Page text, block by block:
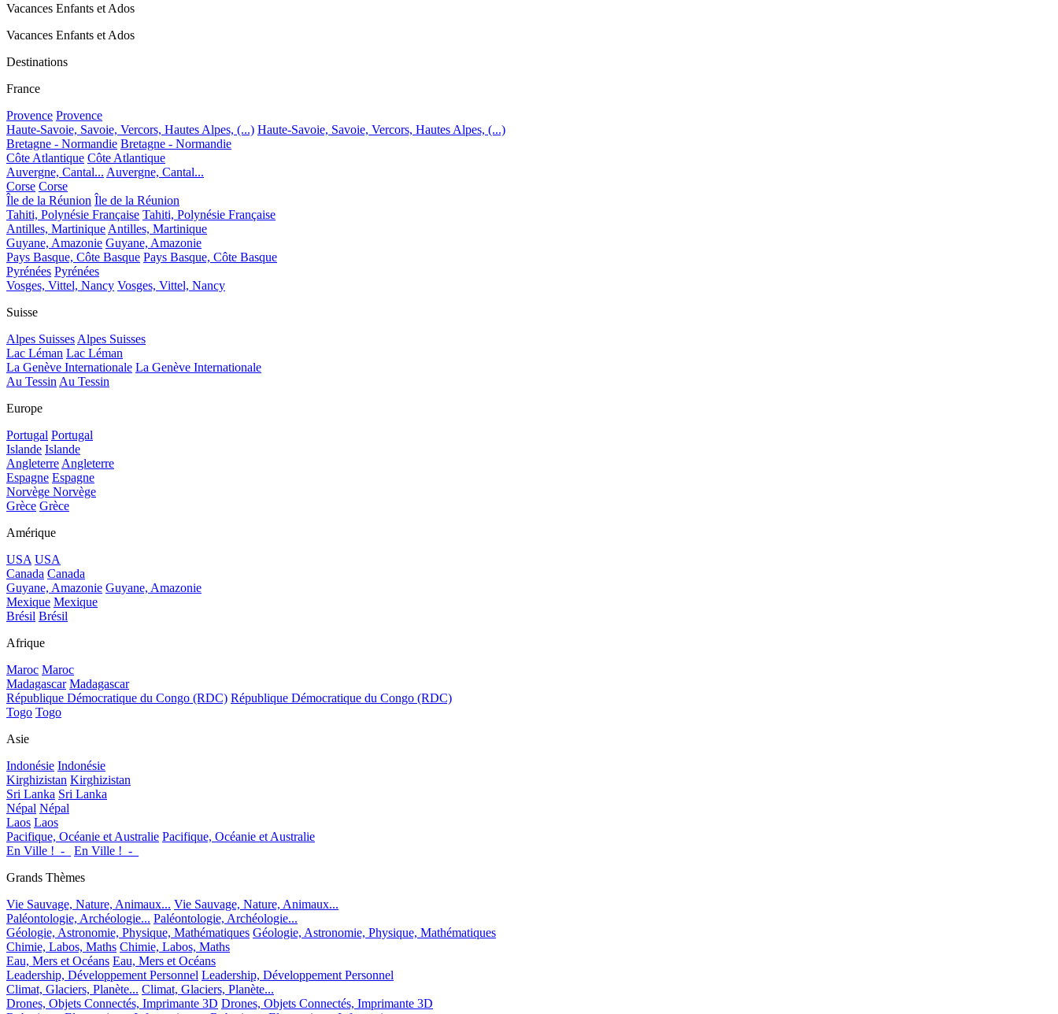
Vacances Enfants et Ados
Vacances Enfants et Ados
Destinations
France
Provence Provence
Haute-Savoie, Savoie, Vercors, Hautes Alpes, (...) Haute-Savoie, Savoie, Vercors, Hautes Alpes, (...)
Bretagne - Normandie Bretagne - Normandie
Côte Atlantique Côte Atlantique
Auvergne, Cantal... Auvergne, Cantal...
Corse Corse
Île de la Réunion Île de la Réunion
Tahiti, Polynésie Française Tahiti, Polynésie Française
Antilles, Martinique Antilles, Martinique
Guyane, Amazonie Guyane, Amazonie
Pays Basque, Côte Basque Pays Basque, Côte Basque
Pyrénées Pyrénées
Vosges, Vittel, Nancy Vosges, Vittel, Nancy
Suisse
Alpes Suisses Alpes Suisses
Lac Léman Lac Léman
La Genève Internationale La Genève Internationale
Au Tessin Au Tessin
Europe
Portugal Portugal
Islande Islande
Angleterre Angleterre
Espagne Espagne
Norvège Norvège
Grèce Grèce
Amérique
USA USA
Canada Canada
Guyane, Amazonie Guyane, Amazonie
Mexique Mexique
Brésil Brésil
Afrique
Maroc Maroc
Madagascar Madagascar
République Démocratique du Congo (RDC) République Démocratique du Congo (RDC)
Togo Togo
Asie
Indonésie Indonésie
Kirghizistan Kirghizistan
Sri Lanka Sri Lanka
Népal Népal
Laos Laos
Pacifique, Océanie et Australie Pacifique, Océanie et Australie
En Ville !_-_
En Ville !_-_
Grands Thèmes
Vie Sauvage, Nature, Animaux... Vie Sauvage, Nature, Animaux...
Paléontologie, Archéologie... Paléontologie, Archéologie...
Géologie, Astronomie, Physique, Mathématiques Géologie, Astronomie, Physique, Mathématiques
Chimie, Labos, Maths Chimie, Labos, Maths
Eau, Mers et Océans Eau, Mers et Océans
Leadership, Développement Personnel Leadership, Développement Personnel
Climat, Glaciers, Planète... Climat, Glaciers, Planète...
Drones, Objets Connectés, Imprimante 3D Drones, Objets Connectés, Imprimante 3D